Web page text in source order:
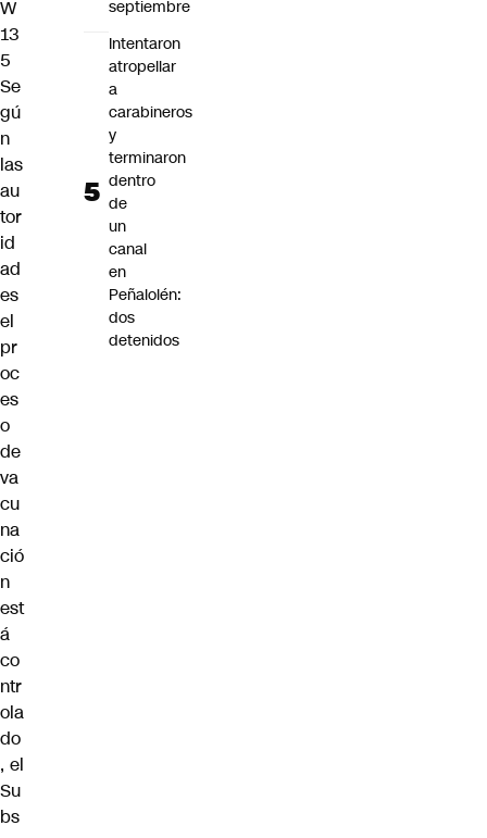
W
13
5
Se
gú
n
las
au
tor
id
ad
es
el
pr
oc
es
o
de
va
cu
na
ció
n
est
á
co
ntr
ola
do
, el
Su
bs
septiembre
Intentaron
atropellar
a
carabineros
y
terminaron
dentro
de
un
canal
en
Peñalolén:
dos
detenidos